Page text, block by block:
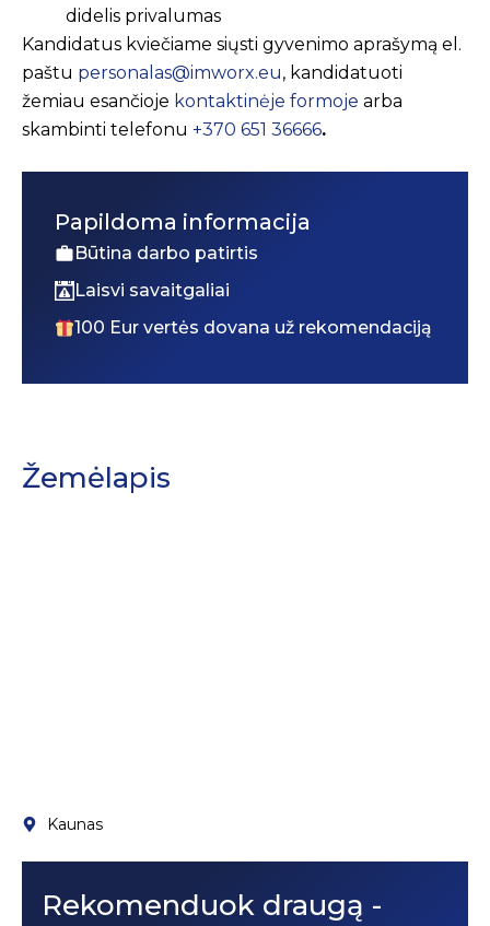
didelis privalumas
Kandidatus kviečiame siųsti gyvenimo aprašymą el.
paštu personalas@imworx.eu, kandidatuoti
žemiau esančioje kontaktinėje formoje arba
skambinti telefonu +370 651 36666.
Papildoma informacija
Būtina darbo patirtis
Laisvi savaitgaliai
100 Eur vertės dovana už rekomendaciją
Žemėlapis
Kaunas
Rekomenduok draugą -